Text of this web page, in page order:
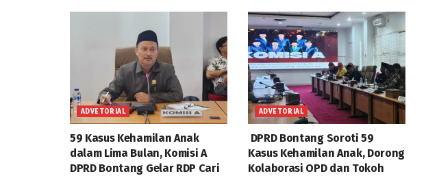
ADVETORIAL
59 Kasus Kehamilan Anak
dalam Lima Bulan, Komisi A
DPRD Bontang Gelar RDP Cari
ADVETORIAL
DPRD Bontang Soroti 59
Kasus Kehamilan Anak, Dorong
Kolaborasi OPD dan Tokoh